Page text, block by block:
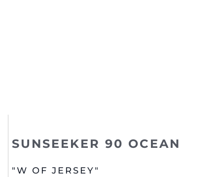
SUNSEEKER 90 OCEAN
"W OF JERSEY"